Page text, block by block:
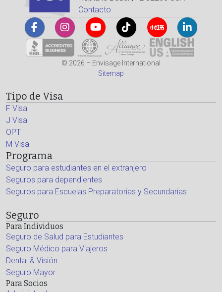
Contacto
© 2026 – Envisage International
Sitemap
Tipo de Visa
F Visa
J Visa
OPT
M Visa
Programa
Seguro para estudiantes en el extranjero
Seguros para dependientes
Seguros para Escuelas Preparatorias y Secundarias
Seguro
Para Individuos
Seguro de Salud para Estudiantes
Seguro Médico para Viajeros
Dental & Visión
Seguro Mayor
Para Socios